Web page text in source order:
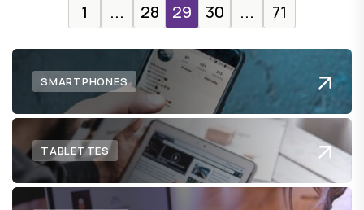
1 ... 28 29 30 ... 71
SMARTPHONES
TABLETTES